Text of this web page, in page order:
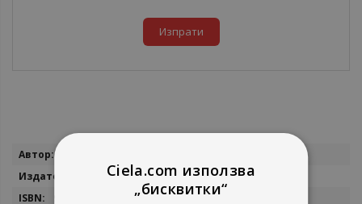
Изпрати
Повече
Сиела
Ciela.com използва
„бисквитки“